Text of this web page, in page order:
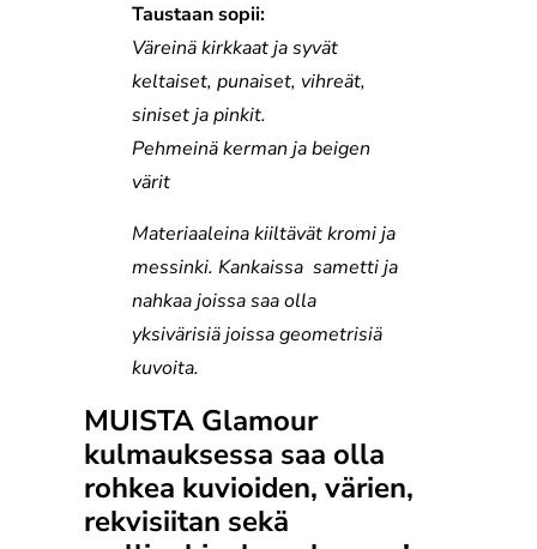
Taustaan sopii:
Väreinä kirkkaat ja syvät
keltaiset, punaiset, vihreät,
siniset ja pinkit.
Pehmeinä kerman ja beigen
värit
Materiaaleina kiiltävät kromi ja
messinki. Kankaissa sametti ja
nahkaa joissa saa olla
yksivärisiä joissa geometrisiä
kuvoita.
MUISTA Glamour
kulmauksessa saa olla
rohkea kuvioiden, värien,
rekvisiitan sekä